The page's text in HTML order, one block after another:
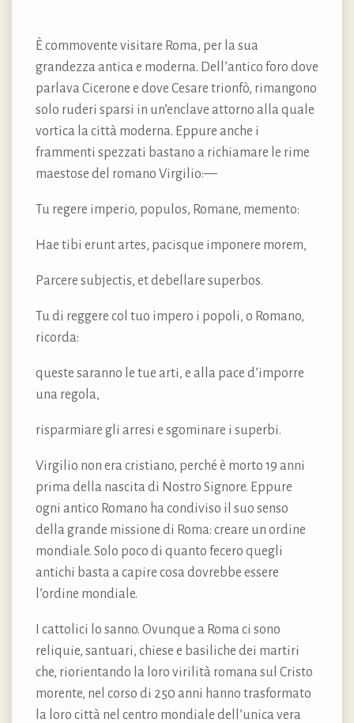
È commovente visitare Roma, per la sua
grandezza antica e moderna. Dell’antico foro dove
parlava Cicerone e dove Cesare trionfò, rimangono
solo ruderi sparsi in un’enclave attorno alla quale
vortica la città moderna. Eppure anche i
frammenti spezzati bastano a richiamare le rime
maestose del romano Virgilio:—
Tu regere imperio, populos, Romane, memento:
Hae tibi erunt artes, pacisque imponere morem,
Parcere subjectis, et debellare superbos.
Tu di reggere col tuo impero i popoli, o Romano,
ricorda:
queste saranno le tue arti, e alla pace d’imporre
una regola,
risparmiare gli arresi e sgominare i superbi.
Virgilio non era cristiano, perché è morto 19 anni
prima della nascita di Nostro Signore. Eppure
ogni antico Romano ha condiviso il suo senso
della grande missione di Roma: creare un ordine
mondiale. Solo poco di quanto fecero quegli
antichi basta a capire cosa dovrebbe essere
l’ordine mondiale.
I cattolici lo sanno. Ovunque a Roma ci sono
reliquie, santuari, chiese e basiliche dei martiri
che, riorientando la loro virilità romana sul Cristo
morente, nel corso di 250 anni hanno trasformato
la loro città nel centro mondiale dell’unica vera